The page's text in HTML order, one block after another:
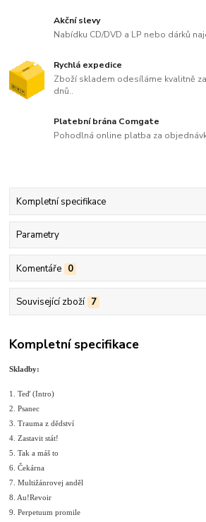
Akční slevy
Nabídku CD/DVD a LP nebo dárků
Rychlá expedice
Zboží skladem odesíláme kvalitně
dnů..
Platební brána Comgate
Pohodlná online platba za
Kompletní specifikace
Parametry
Komentáře 0
Související zboží 7
Kompletní specifikace
Skladby:
1. Teď (Intro)
2. Psanec
3. Trauma z dědství
4. Zastavit stát!
5. Tak a máš to
6. Čekárna
7. Multižánrovej anděl
8. Au!Revoir
9. Perpetuum promile